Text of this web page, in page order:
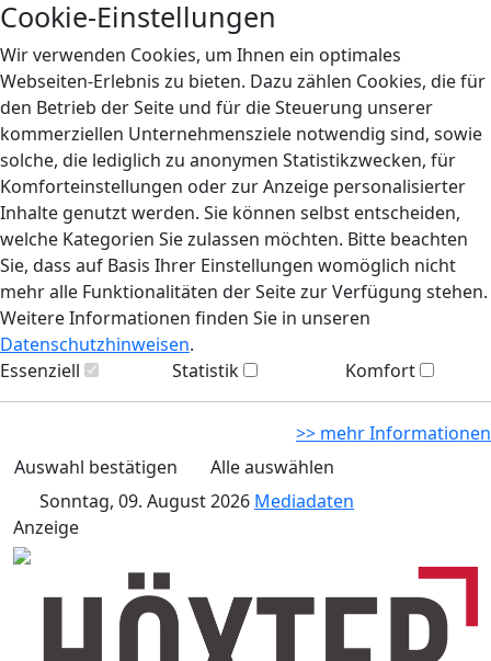
Cookie-Einstellungen
Wir verwenden Cookies, um Ihnen ein optimales
Webseiten-Erlebnis zu bieten. Dazu zählen Cookies, die für
den Betrieb der Seite und für die Steuerung unserer
kommerziellen Unternehmensziele notwendig sind, sowie
solche, die lediglich zu anonymen Statistikzwecken, für
Komforteinstellungen oder zur Anzeige personalisierter
Inhalte genutzt werden. Sie können selbst entscheiden,
welche Kategorien Sie zulassen möchten. Bitte beachten
Sie, dass auf Basis Ihrer Einstellungen womöglich nicht
mehr alle Funktionalitäten der Seite zur Verfügung stehen.
Weitere Informationen finden Sie in unseren
Datenschutzhinweisen.
Essenziell
Statistik Komfort
>> mehr Informationen
Auswahl bestätigen
Alle auswählen
Sonntag, 09. August 2026 Mediadaten
Anzeige